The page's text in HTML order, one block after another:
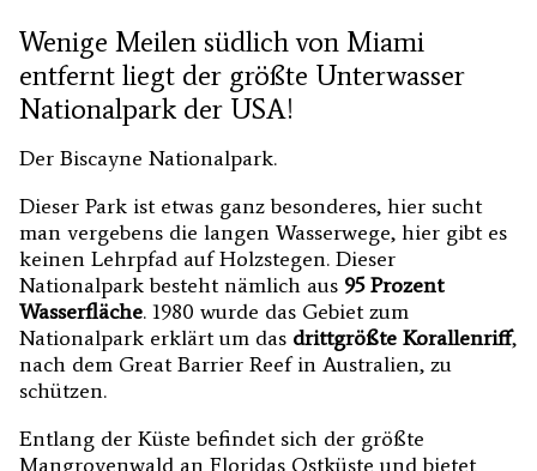
Wenige Meilen südlich von Miami
entfernt liegt der größte Unterwasser
Nationalpark der USA!
Der Biscayne Nationalpark.
Dieser Park ist etwas ganz besonderes, hier sucht
man vergebens die langen Wasserwege, hier gibt es
keinen Lehrpfad auf Holzstegen. Dieser
Nationalpark besteht nämlich aus 95 Prozent
Wasserfläche. 1980 wurde das Gebiet zum
Nationalpark erklärt um das drittgrößte Korallenriff,
nach dem Great Barrier Reef in Australien, zu
schützen.
Entlang der Küste befindet sich der größte
Mangrovenwald an Floridas Ostküste und bietet